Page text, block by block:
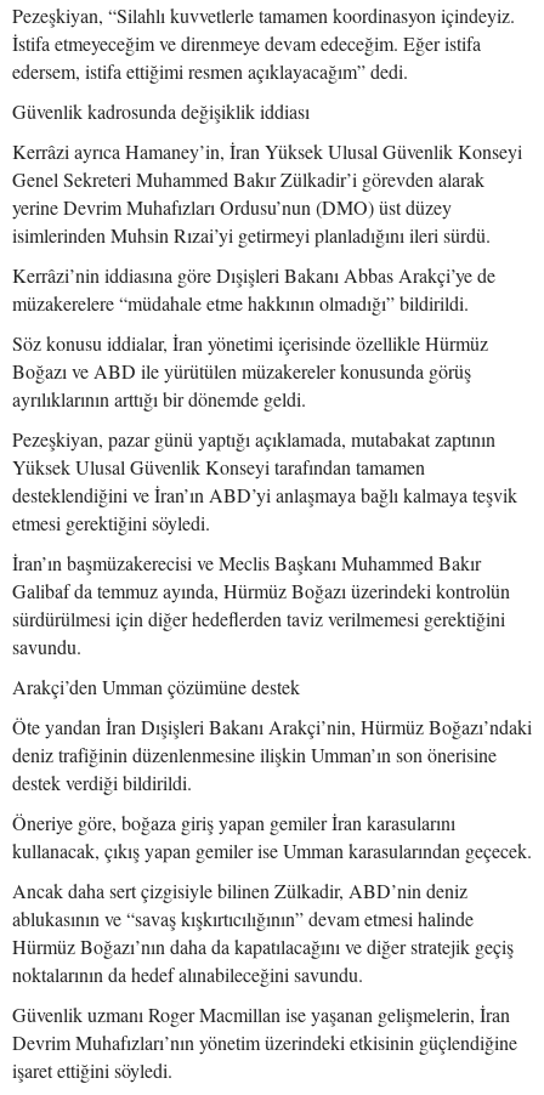
Pezeşkiyan, “Silahlı kuvvetlerle tamamen koordinasyon içindeyiz.
İstifa etmeyeceğim ve direnmeye devam edeceğim. Eğer istifa
edersem, istifa ettiğimi resmen açıklayacağım” dedi.
Güvenlik kadrosunda değişiklik iddiası
Kerrâzi ayrıca Hamaney’in, İran Yüksek Ulusal Güvenlik Konseyi
Genel Sekreteri Muhammed Bakır Zülkadir’i görevden alarak
yerine Devrim Muhafızları Ordusu’nun (DMO) üst düzey
isimlerinden Muhsin Rızai’yi getirmeyi planladığını ileri sürdü.
Kerrâzi’nin iddiasına göre Dışişleri Bakanı Abbas Arakçi’ye de
müzakerelere “müdahale etme hakkının olmadığı” bildirildi.
Söz konusu iddialar, İran yönetimi içerisinde özellikle Hürmüz
Boğazı ve ABD ile yürütülen müzakereler konusunda görüş
ayrılıklarının arttığı bir dönemde geldi.
Pezeşkiyan, pazar günü yaptığı açıklamada, mutabakat zaptının
Yüksek Ulusal Güvenlik Konseyi tarafından tamamen
desteklendiğini ve İran’ın ABD’yi anlaşmaya bağlı kalmaya teşvik
etmesi gerektiğini söyledi.
İran’ın başmüzakerecisi ve Meclis Başkanı Muhammed Bakır
Galibaf da temmuz ayında, Hürmüz Boğazı üzerindeki kontrolün
sürdürülmesi için diğer hedeflerden taviz verilmemesi gerektiğini
savundu.
Arakçi’den Umman çözümüne destek
Öte yandan İran Dışişleri Bakanı Arakçi’nin, Hürmüz Boğazı’ndaki
deniz trafiğinin düzenlenmesine ilişkin Umman’ın son önerisine
destek verdiği bildirildi.
Öneriye göre, boğaza giriş yapan gemiler İran karasularını
kullanacak, çıkış yapan gemiler ise Umman karasularından geçecek.
Ancak daha sert çizgisiyle bilinen Zülkadir, ABD’nin deniz
ablukasının ve “savaş kışkırtıcılığının” devam etmesi halinde
Hürmüz Boğazı’nın daha da kapatılacağını ve diğer stratejik geçiş
noktalarının da hedef alınabileceğini savundu.
Güvenlik uzmanı Roger Macmillan ise yaşanan gelişmelerin, İran
Devrim Muhafızları’nın yönetim üzerindeki etkisinin güçlendiğine
işaret ettiğini söyledi.